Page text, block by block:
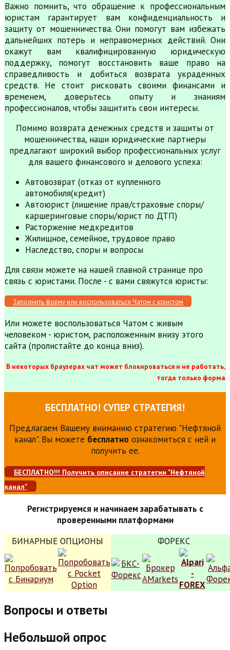
Важно помнить, что обращение к профессиональным
юристам гарантирует вам конфиденциальность и
защиту от мошенничества. Они помогут вам избежать
дальнейших потерь и неправомерных действий. Они
окажут вам квалифицированную юридическую
поддержку, помогут восстановить ваше право на
справедливость и добиться возврата украденных
средств. Не стоит рисковать своими финансами и
временем, доверьтесь опыту и знаниям
профессионалов, чтобы защитить свои интересы.
Помимо возврата денежных средств и защиты от
мошенничества, наши юридические партнеры
предлагают широкий выбор профессиональных услуг
для вашего финансового и делового успеха:
Автовозврат (отказ от купленного
автомобиля(кредит)
Автоюрист (лишение прав/страховые споры/
каршеринговые споры/юрист по ДТП)
Расторжение медкредитов
Жилищное, семейное, трудовое право
Наследство, споры и вопросы
Для связи можете на нашей главной странице про
связь с юристами. После - с вами свяжутся юристы:
Заполнить форму или воспользоваться Чатом с юристом
Или можете воспользоваться Чатом с живым
человеком - юристом, расположенным внизу этого
сайта (пролистайте до конца вниз).
В некоторых браузерах чат может блокироваться и не работать,
тогда только форма
БЕСПЛАТНО! СУПЕР СТРАТЕГИЯ!
Предлагаем Вашему вниманию стратегию "Нефтяной
канал". Вы можете бесплатно ознакомиться с ней и
получить ее.
БЕСПЛАТНО!!! Получить описание стратегии "Нефтяной
канал"
Регистрируемся и начинаем зарабатывать с
проверенными платформами
БИНАРНЫЕ ОПЦИОНЫ
ФОРЕКС
Вопросы и ответы
Небольшой опрос